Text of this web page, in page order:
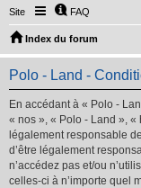
Site FAQ
Index du forum
Polo - Land -
En accédant à « Polo -
« nos », « Polo - Land », «
légalement responsable
d’être légalement
n’accédez pas et/ou
celles-ci à n’importe quel